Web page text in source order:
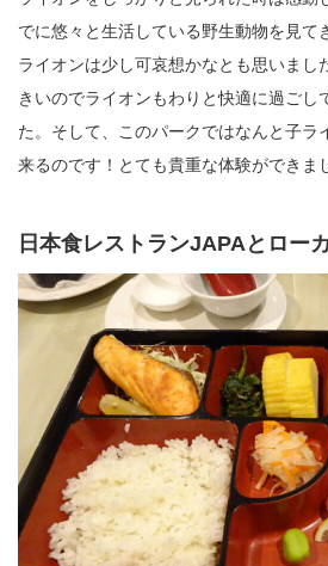
でに悠々と生活している野生動物を見て
ライオンは少し可哀想かなとも思いまし
きいのでライオンもわりと快適に過ごし
た。そして、このパークではなんと子ラ
来るのです！とても貴重な体験ができま
日本食レストランJAPAとロー